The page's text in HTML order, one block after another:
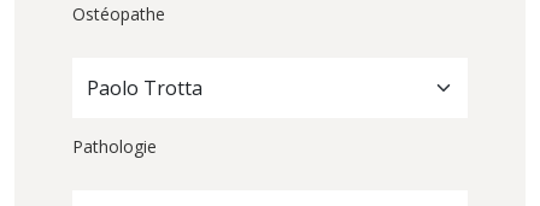
Ostéopathe
Paolo Trotta
Pathologie